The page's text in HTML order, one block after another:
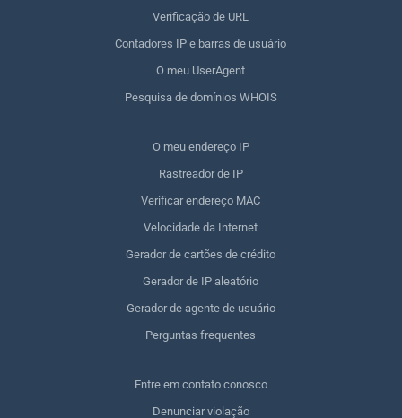
Verificação de URL
Contadores IP e barras de usuário
O meu UserAgent
Pesquisa de domínios WHOIS
O meu endereço IP
Rastreador de IP
Verificar endereço MAC
Velocidade da Internet
Gerador de cartões de crédito
Gerador de IP aleatório
Gerador de agente de usuário
Perguntas frequentes
Entre em contato conosco
Denunciar violação